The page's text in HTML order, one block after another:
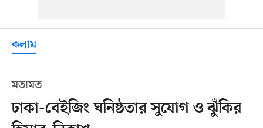
কলাম
মতামত
ঢাকা-বেইজিং ঘনিষ্ঠতার সুযোগ ও ঝুঁকির